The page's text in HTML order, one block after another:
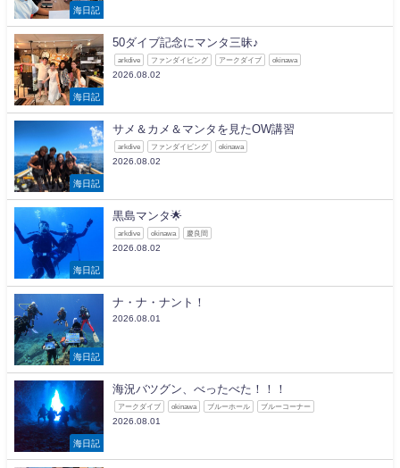
海日記
海日記
50ダイブ記念にマンタ三昧♪
arkdive ファンダイビング アークダイブ okinawa
2026.08.02
海日記
サメ＆カメ＆マンタを見たOW講習
arkdive ファンダイビング okinawa
2026.08.02
海日記
黒島マンタ🌟
arkdive okinawa 慶良間
2026.08.02
海日記
ナ・ナ・ナント！
2026.08.01
海日記
海況バツグン、べったべた！！！
アークダイブ okinawa ブルーホール ブルーコーナー
2026.08.01